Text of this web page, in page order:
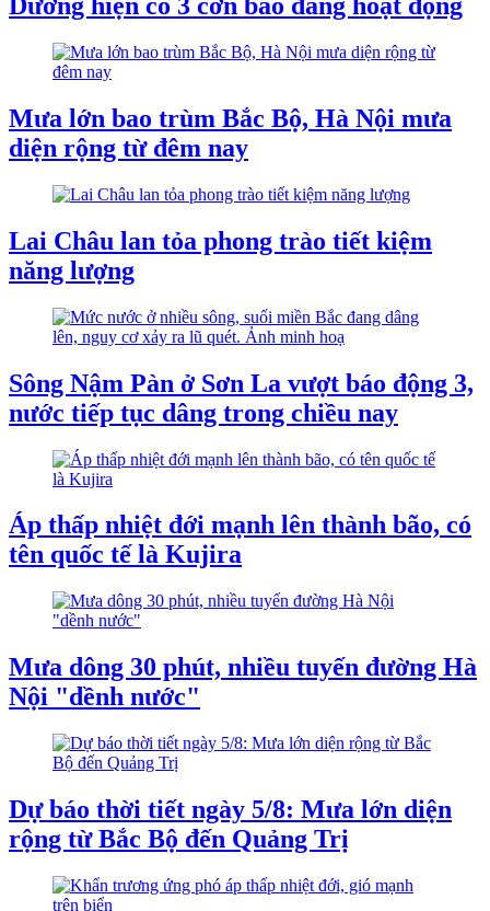
Mưa lớn bao trùm Bắc Bộ, Hà Nội mưa
diện rộng từ đêm nay
Lai Châu lan tỏa phong trào tiết kiệm
năng lượng
Sông Nậm Pàn ở Sơn La vượt báo động 3,
nước tiếp tục dâng trong chiều nay
Áp thấp nhiệt đới mạnh lên thành bão, có
tên quốc tế là Kujira
Mưa dông 30 phút, nhiều tuyến đường Hà
Nội "dềnh nước"
Dự báo thời tiết ngày 5/8: Mưa lớn diện
rộng từ Bắc Bộ đến Quảng Trị